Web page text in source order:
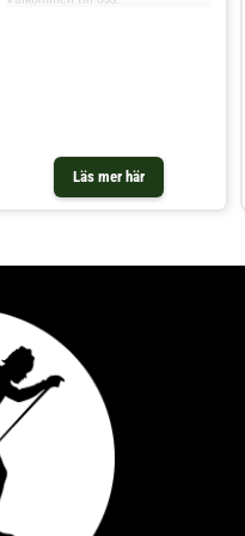
Läs mer här